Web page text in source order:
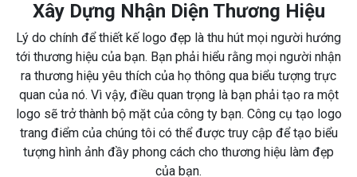
Xây Dựng Nhận Diện Thương Hiệu
Lý do chính để thiết kế logo đẹp là thu hút mọi người hướng
tới thương hiệu của bạn. Bạn phải hiểu rằng mọi người nhận
ra thương hiệu yêu thích của họ thông qua biểu tượng trực
quan của nó. Vì vậy, điều quan trọng là bạn phải tạo ra một
logo sẽ trở thành bộ mặt của công ty bạn. Công cụ tạo logo
trang điểm của chúng tôi có thể được truy cập để tạo biểu
tượng hình ảnh đầy phong cách cho thương hiệu làm đẹp
của bạn.